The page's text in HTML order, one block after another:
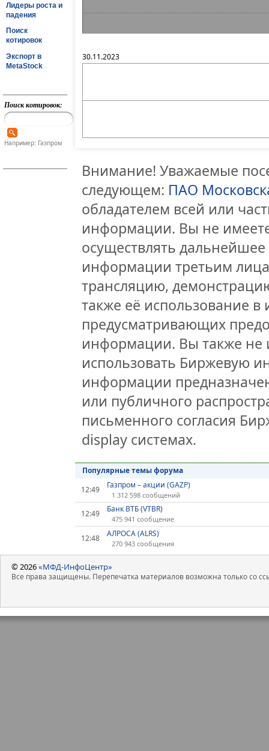
Лидеры роста и
падения
Поиск
котировок
Экспорт в
MetaStock
Поиск котировок:
Например: Газпром
30.11.2023
Внимание! Уважаемые
следующем: ПАО
обладателем всей или
информации. Вы не
осуществлять
информации третьим
трансляцию,
также её использование
предусматривающих
информации. Вы также не
использовать Биржевую
информации
или публичного
письменного согласия
display системах.
Популярные темы форума
12:49
Газпром – акции (GAZP)
1 312 598 сообщений
12:49 Банк ВТБ (VTBR)
475 941 сообщение
12:48 АЛРОСА (ALRS)
270 943 сообщения
© 2026«МФД-ИнфоЦентр»
Все права защищены. Перепечатка материалов возможна только со